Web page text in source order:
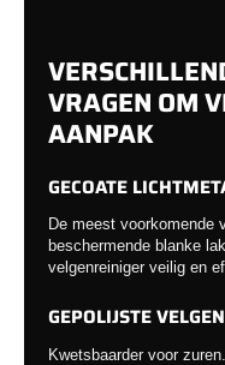
VRAGEN OM
AANPAK
GECOATE
De meest voorkomende
beschermende blanke
velgenreiniger veilig en
GEPOLIJSTE VELGEN
Kwetsbaarder voor